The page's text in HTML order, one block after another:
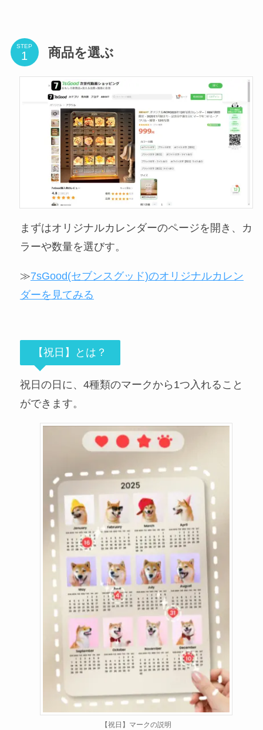
STEP 商品を選ぶ
まずはオリジナルカレンダーのページを開き、カ
ラーや数量を選びす。
≫7sGood(セブンスグッド)のオリジナルカレン
ダーを見てみる
【祝日】とは？
祝日の日に、4種類のマークから1つ入れること
ができます。
【祝日】マークの説明